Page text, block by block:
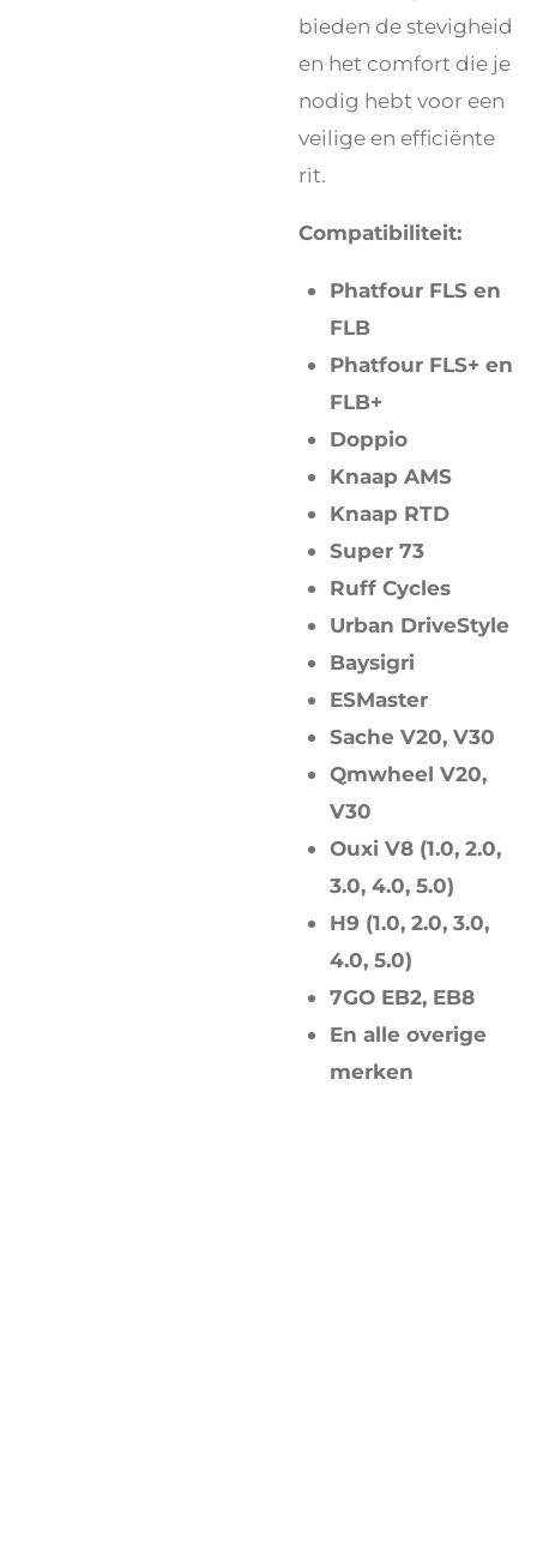
bieden de stevigheid
en het comfort die je
nodig hebt voor een
veilige en efficiënte
rit.
Compatibiliteit:
Phatfour FLS en
FLB
Phatfour FLS+ en
FLB+
Doppio
Knaap AMS
Knaap RTD
Super 73
Ruff Cycles
Urban DriveStyle
Baysigri
ESMaster
Sache V20, V30
Qmwheel V20,
V30
Ouxi V8 (1.0, 2.0,
3.0, 4.0, 5.0)
H9 (1.0, 2.0, 3.0,
4.0, 5.0)
7GO EB2, EB8
En alle overige
merken